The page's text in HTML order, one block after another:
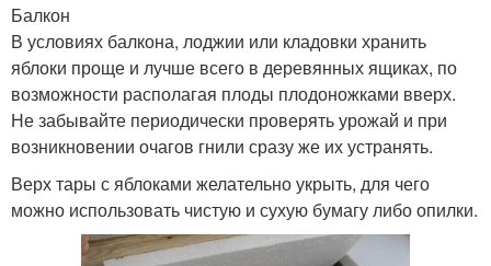
Балкон
В условиях балкона, лоджии или кладовки хранить
яблоки проще и лучше всего в деревянных ящиках, по
возможности располагая плоды плодоножками вверх.
Не забывайте периодически проверять урожай и при
возникновении очагов гнили сразу же их устранять.
Верх тары с яблоками желательно укрыть, для чего
можно использовать чистую и сухую бумагу либо опилки.